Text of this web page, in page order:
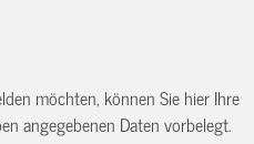
möchten, können Sie hier Ihre
angegebenen Daten vorbelegt.